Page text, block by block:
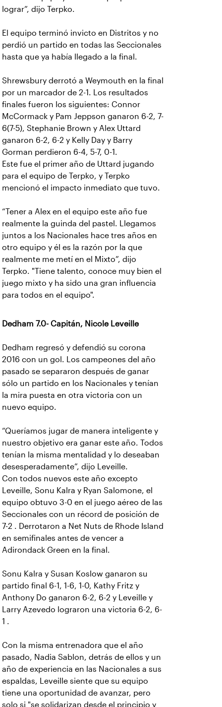
lograr”, dijo Terpko.
El equipo terminó invicto en Distritos y no
perdió un partido en todas las Seccionales
hasta que ya había llegado a la final.
Shrewsbury derrotó a Weymouth en la final
por un marcador de 2-1. Los resultados
finales fueron los siguientes: Connor
McCormack y Pam Jeppson ganaron 6-2, 7-
6(7-5), Stephanie Brown y Alex Uttard
ganaron 6-2, 6-2 y Kelly Day y Barry
Gorman perdieron 6-4, 5-7, 0-1.
Este fue el primer año de Uttard jugando
para el equipo de Terpko, y Terpko
mencionó el impacto inmediato que tuvo.
“Tener a Alex en el equipo este año fue
realmente la guinda del pastel. Llegamos
juntos a los Nacionales hace tres años en
otro equipo y él es la razón por la que
realmente me metí en el Mixto”, dijo
Terpko. "Tiene talento, conoce muy bien el
juego mixto y ha sido una gran influencia
para todos en el equipo".
Dedham 7.0- Capitán, Nicole Leveille
Dedham regresó y defendió su corona
2016 con un gol. Los campeones del año
pasado se separaron después de ganar
sólo un partido en los Nacionales y tenían
la mira puesta en otra victoria con un
nuevo equipo.
“Queríamos jugar de manera inteligente y
nuestro objetivo era ganar este año. Todos
tenían la misma mentalidad y lo deseaban
desesperadamente”, dijo Leveille.
Con todos nuevos este año excepto
Leveille, Sonu Kalra y Ryan Salomone, el
equipo obtuvo 3-0 en el juego aéreo de las
Seccionales con un récord de posición de
7-2 . Derrotaron a Net Nuts de Rhode Island
en semifinales antes de vencer a
Adirondack Green en la final.
Sonu Kalra y Susan Koslow ganaron su
partido final 6-1, 1-6, 1-0, Kathy Fritz y
Anthony Do ganaron 6-2, 6-2 y Leveille y
Larry Azevedo lograron una victoria 6-2, 6-
1 .
Con la misma entrenadora que el año
pasado, Nadia Sablon, detrás de ellos y un
año de experiencia en las Nacionales a sus
espaldas, Leveille siente que su equipo
tiene una oportunidad de avanzar, pero
solo si "se solidarizan desde el principio y